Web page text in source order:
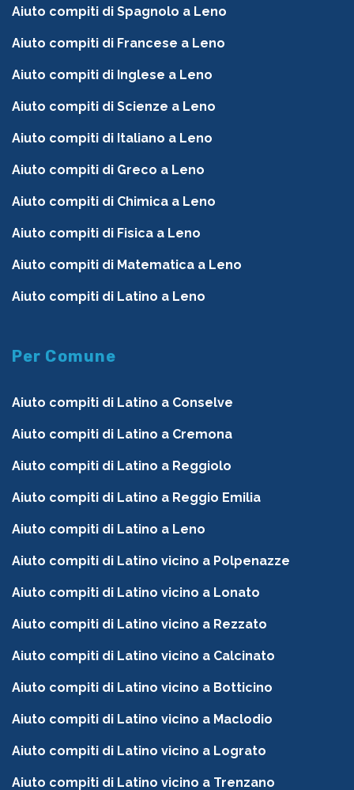
Aiuto compiti di Spagnolo a Leno
Aiuto compiti di Francese a Leno
Aiuto compiti di Inglese a Leno
Aiuto compiti di Scienze a Leno
Aiuto compiti di Italiano a Leno
Aiuto compiti di Greco a Leno
Aiuto compiti di Chimica a Leno
Aiuto compiti di Fisica a Leno
Aiuto compiti di Matematica a Leno
Aiuto compiti di Latino a Leno
Per Comune
Aiuto compiti di Latino a Conselve
Aiuto compiti di Latino a Cremona
Aiuto compiti di Latino a Reggiolo
Aiuto compiti di Latino a Reggio Emilia
Aiuto compiti di Latino a Leno
Aiuto compiti di Latino vicino a Polpenazze
Aiuto compiti di Latino vicino a Lonato
Aiuto compiti di Latino vicino a Rezzato
Aiuto compiti di Latino vicino a Calcinato
Aiuto compiti di Latino vicino a Botticino
Aiuto compiti di Latino vicino a Maclodio
Aiuto compiti di Latino vicino a Lograto
Aiuto compiti di Latino vicino a Trenzano